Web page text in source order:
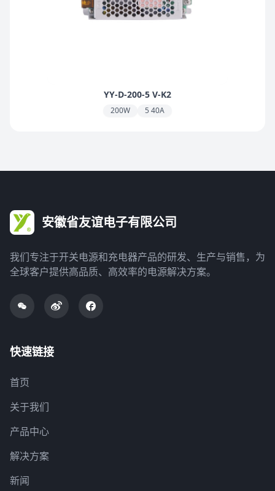
YY-D-200-5 V-K2
200W 5 40A
安徽省友谊电子有限公司
我们专注于开关电源和充电器产品的研发、生产与销售，为
全球客户提供高品质、高效率的电源解决方案。
快速链接
首页
关于我们
产品中心
解决方案
新闻